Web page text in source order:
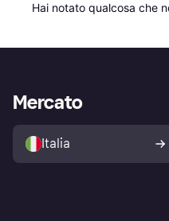
Hai notato qualcosa che
Mercato
Italia